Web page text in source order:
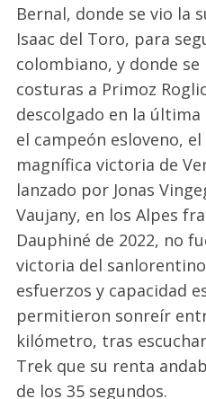
Bernal, donde se vio la
Isaac del Toro, para
colombiano, y donde
costuras a Primoz
descolgado en la última
el campeón esloveno,
magnífica victoria de
lanzado por Jonas
Vaujany, en los Alpes
Dauphiné de 2022, no
victoria del
esfuerzos y capacidad
permitieron sonreír
kilómetro, tras
Trek que su renta
de los 35 segundos.